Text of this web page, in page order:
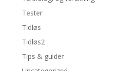
Tester
Tidløs
Tidløs2
Tips & guider